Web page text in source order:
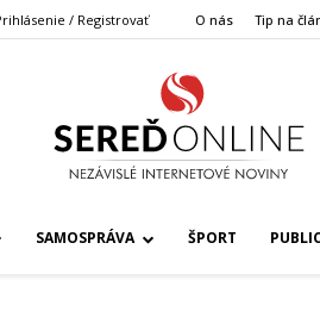
/ Registrovať O nás Tip na
SAMOSPRÁVA ŠPORT